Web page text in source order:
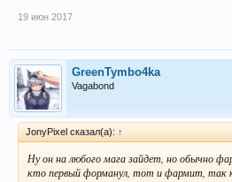
19 июн 2017
GreenTymbo4ka
Vagabond
JonyPixel сказал(а): ↑
Ну он на любого мага зайдет, но обычно
кто первый форманул, тот и фармит, так